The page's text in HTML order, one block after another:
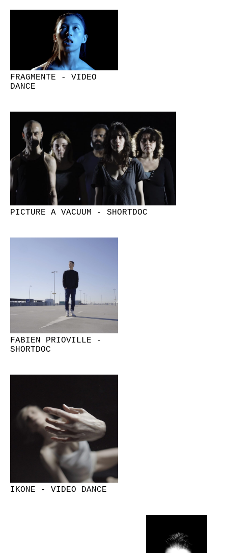
FRAGMENTE - VIDEO
DANCE
PICTURE A VACUUM - SHORTDOC
FABIEN PRIOVILLE -
SHORTDOC
IKONE - VIDEO DANCE